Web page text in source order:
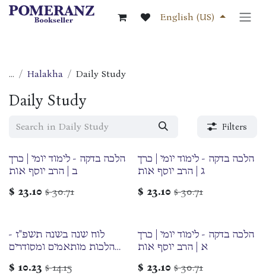
Skip to Content
English (US)
... Halakha Daily Study
Daily Study
Filters
הלכה בדקה - לימוד יומי | כרך
ב | הרב יוסף אות
$ 23.10 $30.71
הלכה בדקה - לימוד יומי | כרך
ג | הרב יוסף אות
$ 23.10 $30.71
לוח שנה בשנה תשפ"ז -
הלכות מותאמים ומסודרים
פסקי הרב עובדיה והרב יצחק
$ 10.23 $14.15
הלכה בדקה - לימוד יומי | כרך
א | הרב יוסף אות
$ 23.10 $30.71